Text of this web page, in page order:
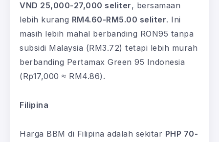
VND 25,000-27,000 seliter, bersamaan
lebih kurang RM4.60-RM5.00 seliter. Ini
masih lebih mahal berbanding RON95 tanpa
subsidi Malaysia (RM3.72) tetapi lebih murah
berbanding Pertamax Green 95 Indonesia
(Rp17,000 ≈ RM4.86).
Filipina
Harga BBM di Filipina adalah sekitar PHP 70-